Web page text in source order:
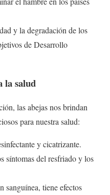
y la degradación de los
de Desarrollo
la salud
las abejas nos brindan
para nuestra salud:
y cicatrizante.
síntomas del resfriado y los
sanguínea, tiene efectos